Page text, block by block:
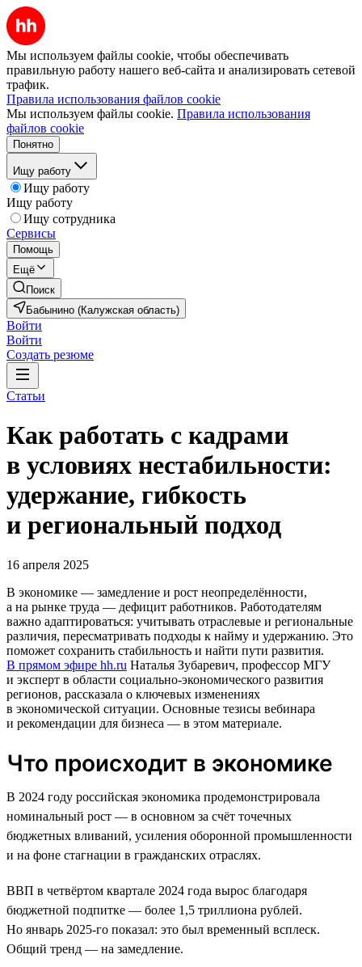
Мы используем файлы cookie, чтобы обеспечивать
правильную работу нашего веб-сайта и анализировать сетевой
трафик.
Правила использования файлов cookie
Мы используем файлы cookie. Правила использования
файлов cookie
Понятно
Ищу работу
Ищу работу
Ищу работу
Ищу сотрудника
Сервисы
Помощь
Ещё
Поиск
Бабынино (Калужская область)
Войти
Войти
Создать резюме
Статьи
Как работать с кадрами
в условиях нестабильности:
удержание, гибкость
и региональный подход
16 апреля 2025
В экономике — замедление и рост неопределённости,
а на рынке труда — дефицит работников. Работодателям
важно адаптироваться: учитывать отраслевые и региональные
различия, пересматривать подходы к найму и удержанию. Это
поможет сохранить стабильность и найти пути развития.
В прямом эфире hh.ru Наталья Зубаревич, профессор МГУ
и эксперт в области социально-экономического развития
регионов, рассказала о ключевых изменениях
в экономической ситуации. Основные тезисы вебинара
и рекомендации для бизнеса — в этом материале.
Что происходит в экономике
В 2024 году российская экономика продемонстрировала
номинальный рост — в основном за счёт точечных
бюджетных вливаний, усиления оборонной промышленности
и на фоне стагнации в гражданских отраслях.
ВВП в четвёртом квартале 2024 года вырос благодаря
бюджетной подпитке — более 1,5 триллиона рублей.
Но январь 2025-го показал: это был временный всплеск.
Общий тренд — на замедление.